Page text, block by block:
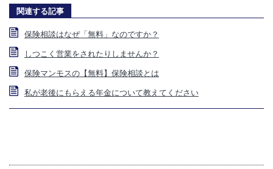
関連する記事
保険相談はなぜ「無料」なのですか？
しつこく営業をされたりしませんか？
保険マンモスの【無料】保険相談とは
私が老後にもらえる年金について教えてください